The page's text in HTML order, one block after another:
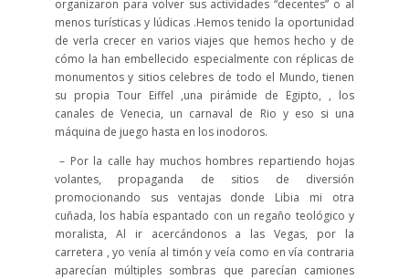
organizaron para volver sus actividades “decentes” o al
menos turísticas y lúdicas .Hemos tenido la oportunidad
de verla crecer en varios viajes que hemos hecho y de
cómo la han embellecido especialmente con réplicas de
monumentos y sitios celebres de todo el Mundo, tienen
su propia Tour Eiffel ,una pirámide de Egipto, , los
canales de Venecia, un carnaval de Rio y eso si una
máquina de juego hasta en los inodoros.
– Por la calle hay muchos hombres repartiendo hojas
volantes, propaganda de sitios de diversión
promocionando sus ventajas donde Libia mi otra
cuñada, los había espantado con un regaño teológico y
moralista, Al ir acercándonos a las Vegas, por la
carretera , yo venía al timón y veía como en vía contraria
aparecían múltiples sombras que parecían camiones